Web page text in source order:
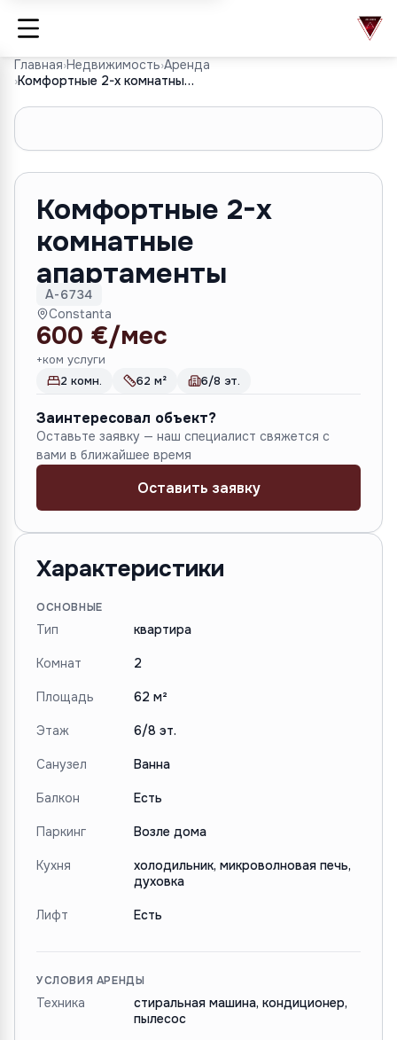
Главная›Недвижимость›Аренда
›
Комфортные 2-х комнатные апартаменты
1/7
Комфортные 2-х
комнатные
апартаменты
A-6734
Constanta
600 €/мес
+ком услуги
2 комн.
62 м² 6/8 эт.
Заинтересовал объект?
Оставьте заявку — наш специалист свяжется с
вами в ближайшее время
Оставить заявку
Характеристики
ОСНОВНЫЕ
Тип квартира
Комнат 2
Площадь 62 м²
Этаж 6/8 эт.
Санузел Ванна
Балкон Есть
Паркинг Возле дома
Кухня
холодильник, микроволновая печь,
духовка
Лифт Есть
УСЛОВИЯ АРЕНДЫ
Техника
стиральная машина, кондиционер,
пылесос